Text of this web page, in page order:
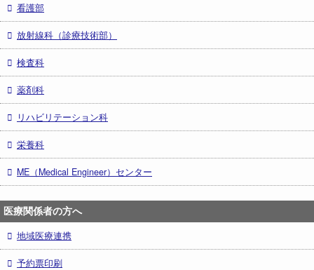
看護部
放射線科（診療技術部）
検査科
薬剤科
リハビリテーション科
栄養科
ME（Medical Engineer）センター
医療関係者の方へ
地域医療連携
予約票印刷